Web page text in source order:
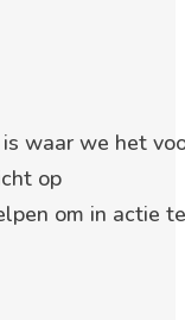
waar we het
op
om in actie te